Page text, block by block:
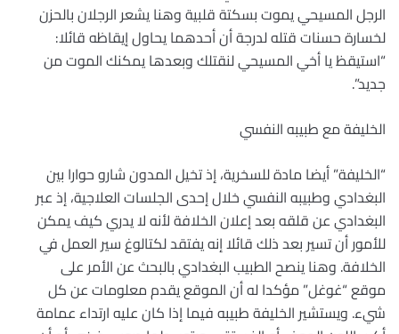
الرجل المسيحي يموت بسكتة قلبية وهنا يشعر الرجلان بالحزن
لخسارة حسنات قتله لدرجة أن أحدهما يحاول إيقاظه قائلا:
“استيقظ يا أخي المسيحي لنقتلك وبعدها يمكنك الموت من
جديد”.
الخليفة مع طبيبه النفسي
“الخليفة” أيضا مادة للسخرية، إذ تخيل المدون شارو حوارا بين
البغدادي وطبيبه النفسي خلال إحدى الجلسات العلاجية، إذ عبر
البغدادي عن قلقه بعد إعلان الخلافة لأنه لا يدري كيف يمكن
للأمور أن تسير بعد ذلك قائلا إنه يفتقد لكتالوغ سير العمل في
الخلافة. وهنا ينصح الطبيب البغدادي بالبحث عن الأمر على
موقع “غوغل” مؤكدا له أن الموقع يقدم معلومات عن كل
شيء. ويستشير الخليفة طبيبه فيما إذا كان عليه ارتداء عمامة